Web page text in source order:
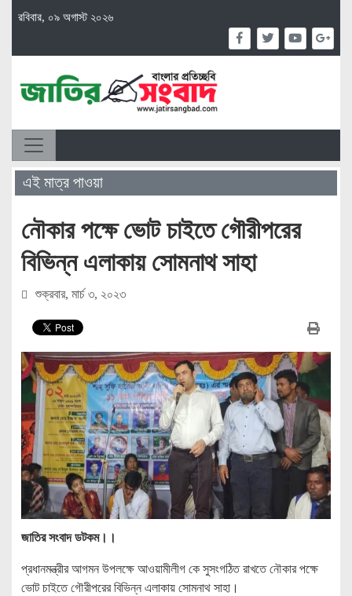
রবিবার, ০৯ অগাস্ট ২০২৬
এই মাত্র পাওয়া
নৌকার পক্ষে ভোট চাইতে গৌরীপরের
বিভিন্ন এলাকায় সোমনাথ সাহা
শুক্রবার, মার্চ ৩, ২০২৩
জাতির সংবাদ ডটকম।।
প্রধানমন্ত্রীর আগমন উপলক্ষে আওয়ামীলীগ কে সুসংগঠিত রাখতে নৌকার পক্ষে
ভোট চাইতে গৌরীপরের বিভিন্ন এলাকায় সোমনাথ সাহা।